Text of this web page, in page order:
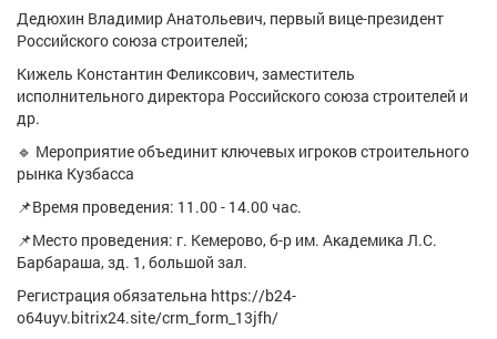
ТВ программа Я - пенсионер
Дедюхин Владимир Анатольевич, первый вице-президент
Российского союза строителей;
Кижель Константин Феликсович, заместитель
исполнительного директора Российского союза строителей и
др.
🔹 Мероприятие объединит ключевых игроков строительного
рынка Кузбасса
📌Время проведения: 11.00 - 14.00 час.
📌Место проведения: г. Кемерово, б-р им. Академика Л.С.
Барбараша, зд. 1, большой зал.
Регистрация обязательна https://b24-
o64uyv.bitrix24.site/crm_form_13jfh/